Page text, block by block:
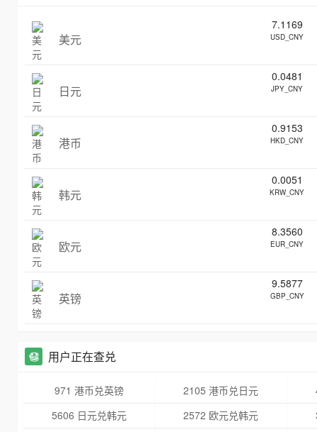
美元
7.1169
USD_CNY
日元
0.0481
JPY_CNY
港币
0.9153
HKD_CNY
韩元
0.0051
KRW_CNY
欧元
8.3560
EUR_CNY
英镑
9.5877
GBP_CNY
用户正在查兑
971 港币兑英镑 2105 港币兑日元
5606 日元兑韩元
2572 欧元兑韩元